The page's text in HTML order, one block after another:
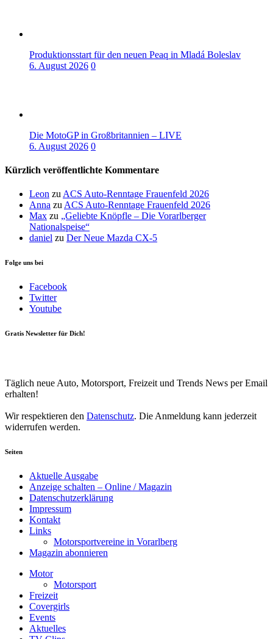
Produktionsstart für den neuen Peaq in Mladá Boleslav
6. August 2026 0
Die MotoGP in Großbritannien – LIVE
6. August 2026 0
Kürzlich veröffentlichte Kommentare
Leon zu ACS Auto-Renntage Frauenfeld 2026
Anna zu ACS Auto-Renntage Frauenfeld 2026
Max zu „Geliebte Knöpfle – Die Vorarlberger
Nationalspeise“
daniel zu Der Neue Mazda CX-5
Folge uns bei
Facebook
Twitter
Youtube
Gratis Newsletter für Dich!
Täglich neue Auto, Motorsport, Freizeit und Trends News per Email
erhalten!
Wir respektieren den Datenschutz. Die Anmeldung kann jederzeit
widerrufen werden.
Seiten
Aktuelle Ausgabe
Anzeige schalten – Online / Magazin
Datenschutzerklärung
Impressum
Kontakt
Links
Motorsportvereine in Vorarlberg
Magazin abonnieren
Motor
Motorsport
Freizeit
Covergirls
Events
Aktuelles